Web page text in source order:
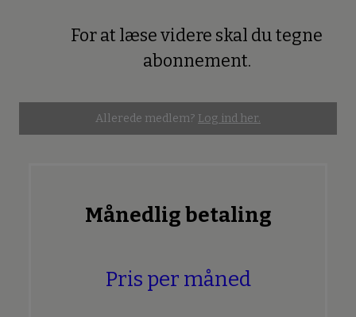
For at læse videre skal du tegne
abonnement.
Allerede medlem? Log ind her.
Månedlig betaling
Pris per måned